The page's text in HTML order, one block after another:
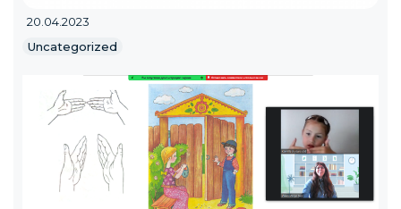
20.04.2023
Uncategorized